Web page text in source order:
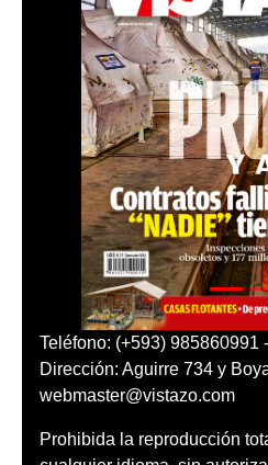
Teléfono: (+593) 985860991
Dirección: Aguirre 734 y
webmaster@vistazo.com
Prohibida la reproducción